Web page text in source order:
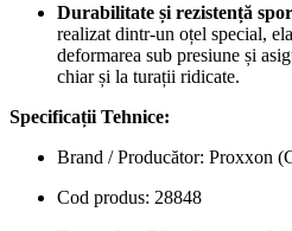
Durabilitate și rezistență
realizat dintr-un oțel special,
deformarea sub presiune și
chiar și la turații ridicate.
Specificații Tehnice:
Brand / Producător: Proxxon
Cod produs: 28848